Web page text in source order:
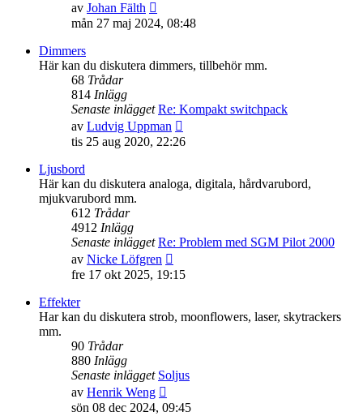
av Johan Fälth
till
det
inlägget
mån 27 maj 2024, 08:48
Dimmers
Här kan du diskutera dimmers, tillbehör mm.
68 Trådar
814 Inlägg
Senaste inlägget Re: Kompakt switchpack
av Ludvig Uppman
till
inlägget
tis 25 aug 2020, 22:26
Ljusbord
Här kan du diskutera analoga, digitala, hårdvarubord,
mjukvarubord mm.
612 Trådar
4912 Inlägg
Senaste inlägget Re: Problem med SGM Pilot 2000
av Nicke Löfgren
till
inlägget
fre 17 okt 2025, 19:15
Effekter
Har kan du diskutera strob, moonflowers, laser, skytrackers
mm.
90 Trådar
880 Inlägg
Senaste inlägget Soljus
av Henrik Weng
till
sön 08 dec 2024, 09:45